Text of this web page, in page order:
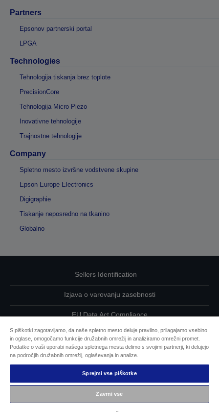
Partners
Epsonov partnerski portal
LPGA
Technologies
Tehnologija tiskanja brez toplote
PrecisionCore
Tehnologija Micro Piezo
Inovativne tehnologije
Trajnostne tehnologije
Company
Spletno mesto izvršne vodstvene skupine
Epson Europe Electronics
Digigraphie
Tiskanje neposredno na tkanino
Globalno
Sellers Identification
Izjava o varovanju zasebnosti
EU Data Act Compliance
Kontaktirajte nas glede svojih podatkov
Informacije o piškotkih
Epsonova zavezanost dostopnosti
Avtorske pravice © 2026 Seiko Epson
S piškotki zagotavljamo, da naše spletno mesto deluje pravilno, prilagajamo vsebino
in oglase, omogočamo funkcije družabnih omrežij in analiziramo omrežni promet.
Podatke o vaši uporabi našega spletnega mesta delimo s svojimi partnerji, ki delujejo
na področjih družabnih omrežij, oglaševanja in analize.
Sprejmi vse piškotke
Zavrni vse